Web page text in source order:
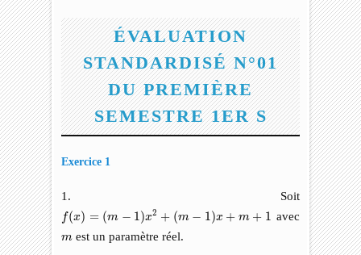
ÉVALUATION
STANDARDISÉ N°01
DU PREMIÈRE
SEMESTRE 1ER S
Exercice 1
1. Soit
f(x) = (m − 1)x2 + (m − 1)x + m + 1
f(x = − + (m− x+ 1 avec
m
m est un paramètre réel.